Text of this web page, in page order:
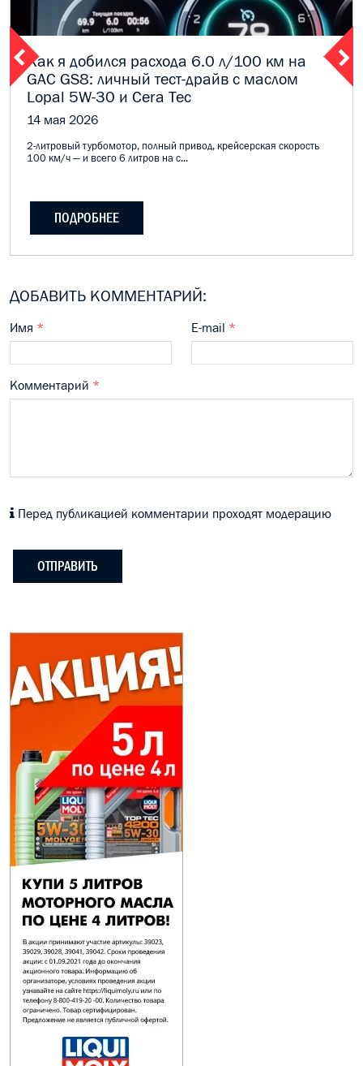
Как я добился расхода 6.0 л/100 км на
GAC GS8: личный тест-драйв с маслом
Lopal 5W-30 и Cera Tec
14 мая 2026
2-литровый турбомотор, полный привод, крейсерская скорость
100 км/ч — и всего 6 литров на с...
ПОДРОБНЕЕ
ДОБАВИТЬ КОММЕНТАРИЙ:
Имя * E-mail *
Комментарий *
Перед публикацией комментарии проходят модерацию
ОТПРАВИТЬ